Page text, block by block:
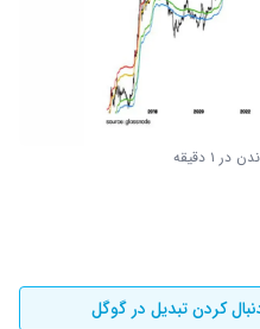
در ۱ دقیقه
کردن تبدیل در گوگل